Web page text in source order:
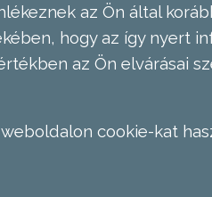
az Ön által
hogy az így nyert
az Ön elvárásai
cookie-kat